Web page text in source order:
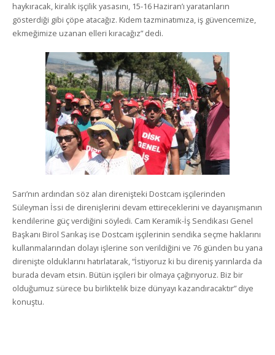
haykıracak, kiralık işçilik yasasını, 15-16 Haziran’ı yaratanların
gösterdiği gibi çöpe atacağız. Kıdem tazminatımıza, iş güvencemize,
ekmeğimize uzanan elleri kıracağız” dedi.
Sarı’nın ardından söz alan direnişteki Dostcam işçilerinden
Süleyman İssi de direnişlerini devam ettireceklerini ve dayanışmanın
kendilerine güç verdiğini söyledi. Cam Keramik-İş Sendikası Genel
Başkanı Birol Sarıkaş ise Dostcam işçilerinin sendika seçme haklarını
kullanmalarından dolayı işlerine son verildiğini ve 76 günden bu yana
direnişte olduklarını hatırlatarak, “İstiyoruz ki bu direniş yarınlarda da
burada devam etsin. Bütün işçileri bir olmaya çağırıyoruz. Biz bir
olduğumuz sürece bu birliktelik bize dünyayı kazandıracaktır” diye
konuştu.